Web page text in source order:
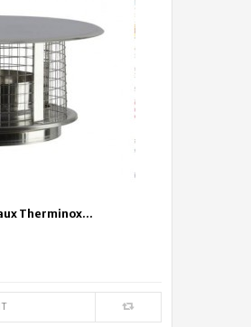
Therminox...